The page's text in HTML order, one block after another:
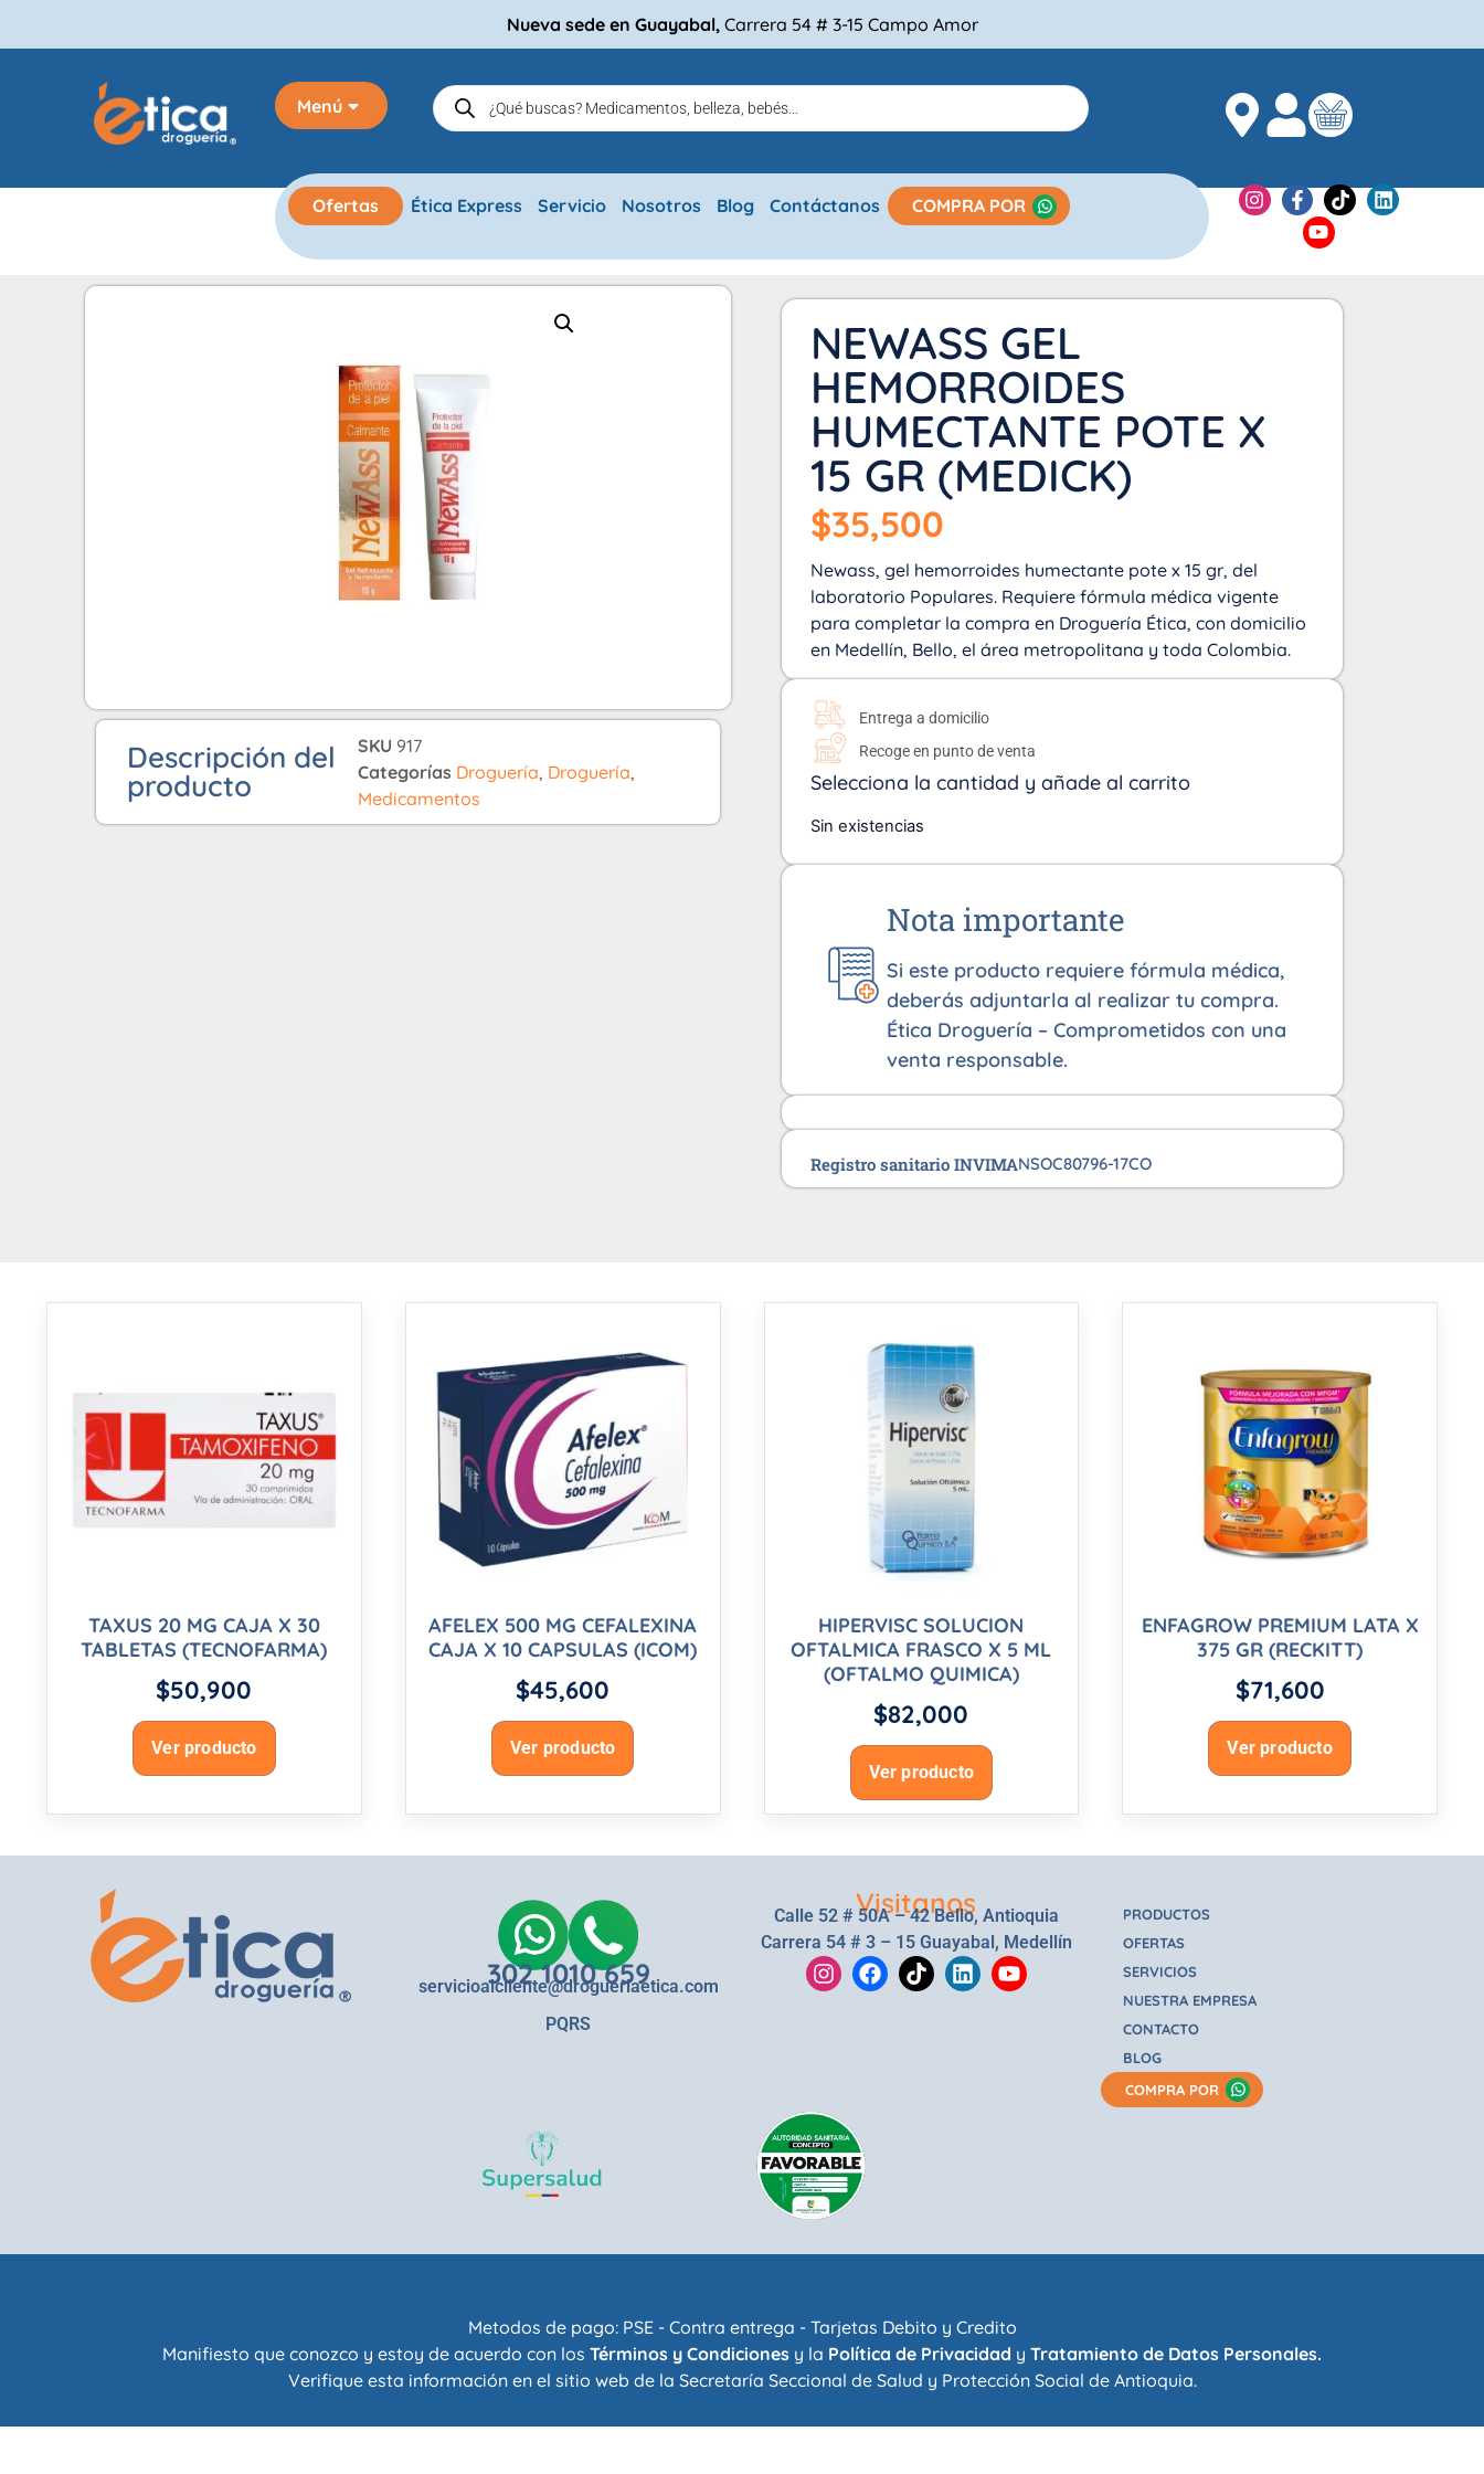
Nueva sede en Guayabal, Carrera 54 # 3-15 Campo Amor
Menú
Ofertas Ética Express Servicio Nosotros Blog Contáctanos COMPRA POR
Descripción del
producto
SKU 917
Categorías Droguería, Droguería,
Medicamentos
NEWASS GEL
HEMORROIDES
HUMECTANTE POTE X
15 GR (MEDICK)
$35,500
Newass, gel hemorroides humectante pote x 15 gr, del
laboratorio Populares. Requiere fórmula médica vigente
para completar la compra en Droguería Ética, con domicilio
en Medellín, Bello, el área metropolitana y toda Colombia.
Entrega a domicilio
Recoge en punto de venta
Selecciona la cantidad y añade al carrito
Sin existencias
Nota importante
Si este producto requiere fórmula médica,
deberás adjuntarla al realizar tu compra.
Ética Droguería – Comprometidos con una
venta responsable.
Registro sanitario INVIMANSOC80796-17CO
TAXUS 20 MG CAJA X 30
TABLETAS (TECNOFARMA)
$50,900
Ver producto
AFELEX 500 MG CEFALEXINA
CAJA X 10 CAPSULAS (ICOM)
$45,600
Ver producto
HIPERVISC SOLUCION
OFTALMICA FRASCO X 5 ML
(OFTALMO QUIMICA)
$82,000
Ver producto
ENFAGROW PREMIUM LATA X
375 GR (RECKITT)
$71,600
Ver producto
302 1010 659
servicioalcliente@drogueriaetica.com
PQRS
Visitanos
Calle 52 # 50A – 42 Bello, Antioquia
Carrera 54 # 3 – 15 Guayabal, Medellín
PRODUCTOS
OFERTAS
SERVICIOS
NUESTRA EMPRESA
CONTACTO
BLOG
COMPRA POR
Metodos de pago: PSE - Contra entrega - Tarjetas Debito y Credito
Manifiesto que conozco y estoy de acuerdo con los Términos y Condiciones y la Política de Privacidad y Tratamiento de Datos Personales.
Verifique esta información en el sitio web de la Secretaría Seccional de Salud y Protección Social de Antioquia.